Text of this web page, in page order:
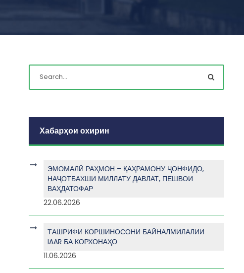
Хабарҳои охирин
ЭМОМАЛӢ РАҲМОН – ҚАҲРАМОНУ ҶОНФИДО,
НАҶОТБАХШИ МИЛЛАТУ ДАВЛАТ, ПЕШВОИ
ВАҲДАТОФАР
22.06.2026
ТАШРИФИ КОРШИНОСОНИ БАЙНАЛМИЛАЛИИ
IAAR БА КОРХОНАҲО
11.06.2026